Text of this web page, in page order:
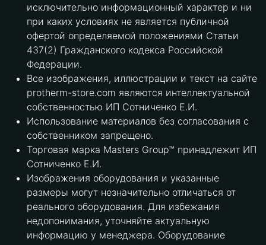
исключительно информационный характер и ни
при каких условиях не является публичной
офертой определяемой положениями Статьи
437(2) Гражданского кодекса Российской
Федерации.
Все изображения, иллюстрации и текст на сайте
protherm-store.com являются интеллектуальной
собственностью ИП Сотниченко Е.И.
Использование материалов без согласования с
собственником запрещено.
Торговая марка Masters Group™ принадлежит ИП
Сотниченко Е.И.
Изображения оборудования и указанные
размеры могут незначительно отличаться от
реального оборудования. Для избежания
недопонимания, уточняйте актуальную
информацию у менеджера. Оборудование